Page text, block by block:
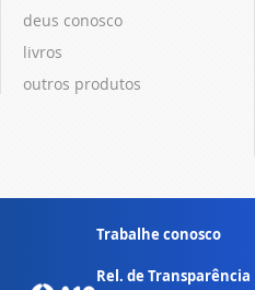
deus conosco
livros
outros produtos
Trabalhe conosco
Rel. de Transparência